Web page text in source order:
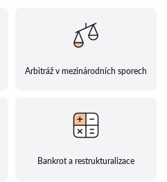
Arbitráž v mezinárodních sporech
Bankrot a restrukturalizace